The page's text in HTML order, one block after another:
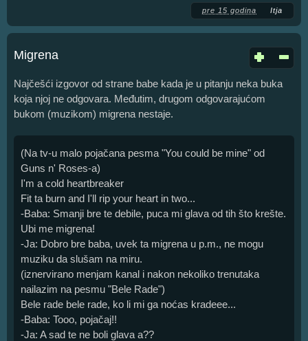
pre 15 godina Itja
Migrena
Najčešći izgovor od strane babe kada je u pitanju neka buka
koja njoj ne odgovara. Međutim, drugom odgovarajućom
bukom (muzikom) migrena nestaje.
(Na tv-u malo pojačana pesma "You could be mine" od
Guns n' Roses-a)
I'm a cold heartbreaker
Fit ta burn and I'll rip your heart in two...
-Baba: Smanji bre te debile, puca mi glava od tih što krešte.
Ubi me migrena!
-Ja: Dobro bre baba, uvek ta migrena u p.m., ne mogu
muziku da slušam na miru.
(iznervirano menjam kanal i nakon nekoliko trenutaka
nailazim na pesmu "Bele Rade")
Bele rade bele rade, ko li mi ga noćas kradeee...
-Baba: Tooo, pojačaj!!
-Ja: A sad te ne boli glava a??